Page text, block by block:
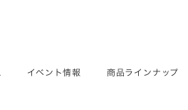
イベント情報 商品ラインナップ